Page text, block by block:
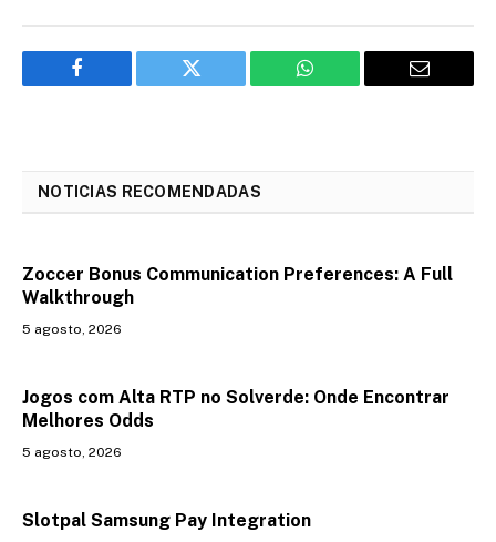
Facebook Twitter WhatsApp Email
NOTICIAS RECOMENDADAS
Zoccer Bonus Communication Preferences: A Full
Walkthrough
5 agosto, 2026
Jogos com Alta RTP no Solverde: Onde Encontrar
Melhores Odds
5 agosto, 2026
Slotpal Samsung Pay Integration